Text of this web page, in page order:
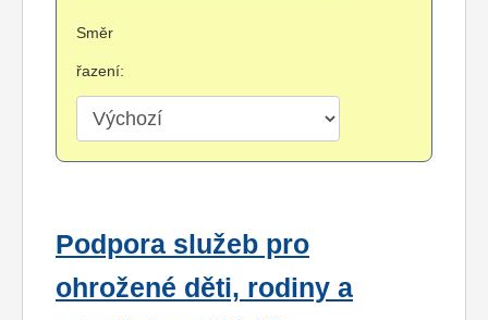
Směr
řazení:
Podpora služeb pro
ohrožené děti, rodiny a